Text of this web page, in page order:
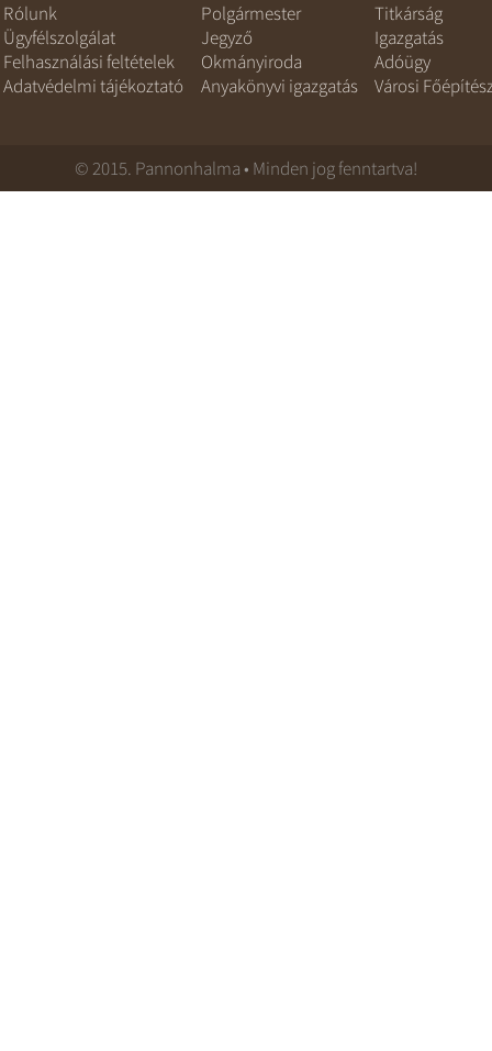
Rólunk
Ügyfélszolgálat
Felhasználási feltételek
Adatvédelmi tájékoztató
Polgármester
Jegyző
Okmányiroda
Anyakönyvi igazgatás
Titkárság
Igazgatás
Adóügy
Városi
© 2015. Pannonhalma • Minden jog fenntartva!